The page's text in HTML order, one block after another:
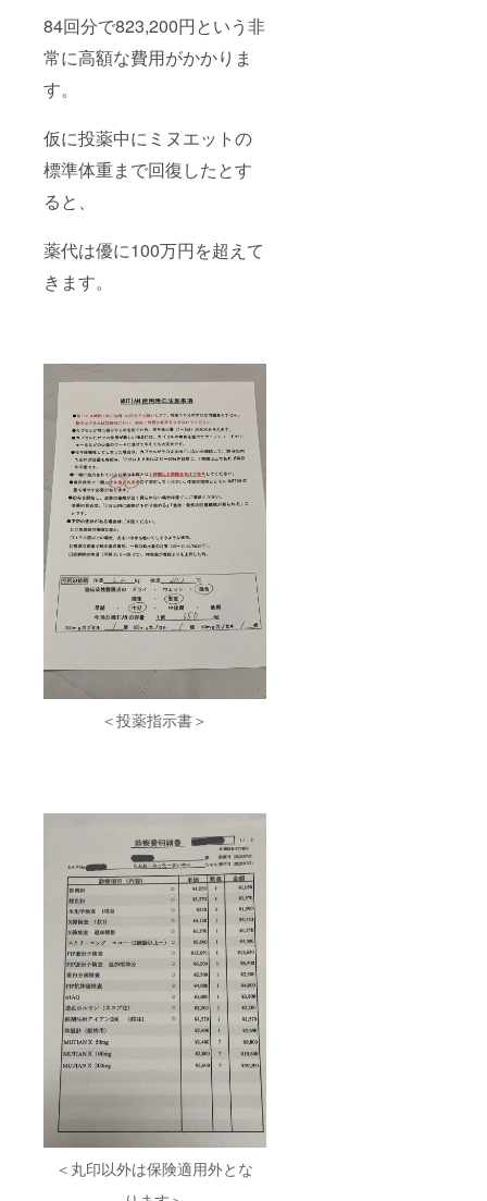
84回分で823,200円という非
常に高額な費用がかかりま
す。
仮に投薬中にミヌエットの
標準体重まで回復したとす
ると、
薬代は優に100万円を超えて
きます。
＜投薬指示書＞
＜丸印以外は保険適用外とな